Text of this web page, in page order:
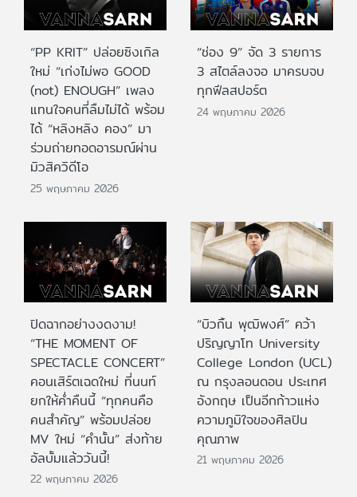
“PP KRIT” ปล่อยซิงเกิล
ใหม่ “เก่งไม่พอ GOOD
(not) ENOUGH” เพลง
แทนใจคนที่ลืมไม่ได้ พร้อม
ได้ “หลิงหลิง คอง” มา
ร่วมถ่ายทอดอารมณ์ผ่าน
มิวสิควิดีโอ
25 พฤษภาคม 2026
“ช่อง 9” จัด 3 รายการ
3 สไตล์ลงจอ มาครบจบ
ทุกฟีลสปอร์ต
24 พฤษภาคม 2026
ปิดฉากอย่างงดงาม!
“THE MOMENT OF
SPECTACLE CONCERT”
คอนเสิร์ตเฉดใหม่ ที่นนท์
ยกให้ค่ำคืนนี้ “ทุกคนคือ
คนสำคัญ” พร้อมปล่อย
MV ใหม่ “คำนั้น” ส่งท้าย
อัลบั้มแล้ววันนี้!
22 พฤษภาคม 2026
“บิวกิ้น พุฒิพงศ์” คว้า
ปริญญาโท University
College London (UCL)
ณ กรุงลอนดอน ประเทศ
อังกฤษ เป็นอีกก้าวแห่ง
ความภูมิใจของศิลปิน
คุณภาพ
21 พฤษภาคม 2026